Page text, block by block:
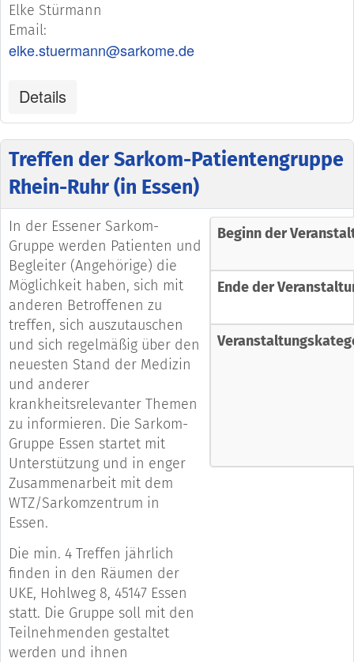
Elke Stürmann
Email:
elke.stuermann@sarkome.de
Details
Treffen der Sarkom-Patientengruppe
Rhein-Ruhr (in Essen)
In der Essener Sarkom-
Gruppe werden Patienten und
Begleiter (Angehörige) die
Möglichkeit haben, sich mit
anderen Betroffenen zu
treffen, sich auszutauschen
und sich regelmäßig über den
neuesten Stand der Medizin
und anderer
krankheitsrelevanter Themen
zu informieren. Die Sarkom-
Gruppe Essen startet mit
Unterstützung und in enger
Zusammenarbeit mit dem
WTZ/Sarkomzentrum in
Essen.
Die min. 4 Treffen jährlich
finden in den Räumen der
UKE, Hohlweg 8, 45147 Essen
statt. Die Gruppe soll mit den
Teilnehmenden gestaltet
werden und ihnen
Beginn der
Ende der